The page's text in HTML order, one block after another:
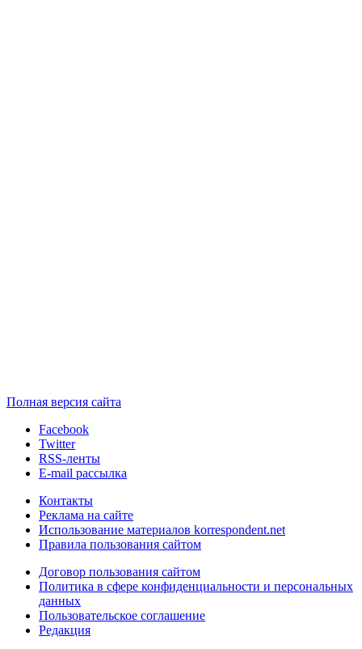
Полная версия сайта
Facebook
Twitter
RSS-ленты
E-mail рассылка
Контакты
Реклама на сайте
Использование материалов korrespondent.net
Правила пользования сайтом
Договор пользования сайтом
Политика в сфере конфиденциальности и персональных
данных
Пользовательское соглашение
Редакция